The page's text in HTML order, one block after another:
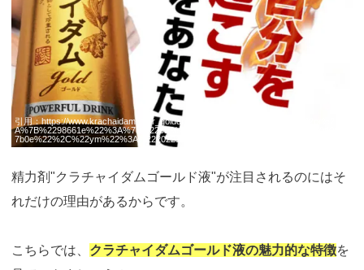
引用： https://www.krachaidam.jp/pr_golddrink/afi.php?AC=p61&fil=%7B%22pr%22%3
A%7B%2298661e%22%3A%7B%22clk%22%3A%227012e63f1178f181f776b0d0634f
7b0e%22%2C%22ym%22%3A%22202212%22%7D%7D%7D&guid=ON
精力剤"クラチャイダムゴールド液"が注目されるのにはそ
れだけの理由があるからです。
こちらでは、 クラチャイダムゴールド液の魅力的な特徴を